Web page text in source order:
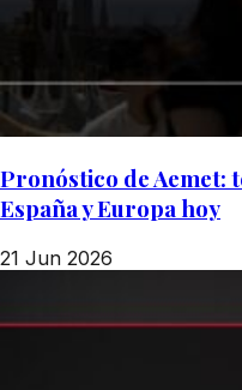
Pronóstico de Aemet:
España y Europa hoy
21 Jun 2026